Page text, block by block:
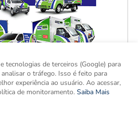
tecnologias de terceiros (Google) para
o tráfego. Isso é feito para
experiência ao usuário. Ao acessar,
de monitoramento. Saiba Mais